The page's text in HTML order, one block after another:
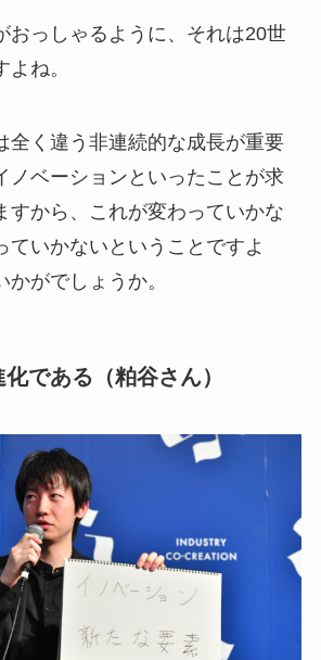
おっしゃるように、それは20世
ね。
全く違う非連続的な成長が重要
ノベーションといったことが求
すから、これが変わっていかな
ていかないということですよ
がでしょうか。
である（粕谷さん）